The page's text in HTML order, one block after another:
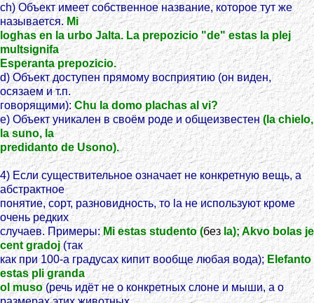
ch) Объект имеет собственное название, которое тут же
называется. Mi
loghas en la urbo Jalta. La prepozicio "de" estas la plej
multsignifa
Esperanta prepozicio.
d) Объект доступен прямому восприятию (он виден,
осязаем и т.п.
говорящими):Chu la domo plachas al vi?
e) Объект уникален в своём роде и общеизвестен(la chielo,
la suno, la
predidanto de Usono).
4) Если существительное означает не конкретную вещь, а
абстрактное
понятие, сорт, разновидность, то la не используют кроме
очень редких
случаев. Примеры:Mi estas studento (безla); Akvo bolas je
cent gradoj(так
как при 100-а градусах кипит вообще любая вода); Elefanto
estas pli granda
ol muso(речь идёт не о конкретных слоне и мыши, а о